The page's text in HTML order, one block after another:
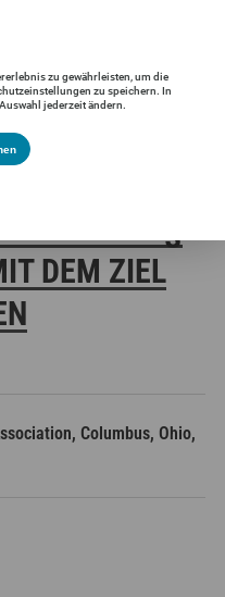
DEM ZIEL D
V
Columbus, Ohio,
zu gewährleisten, um die
zu speichern. In
jederzeit ändern.